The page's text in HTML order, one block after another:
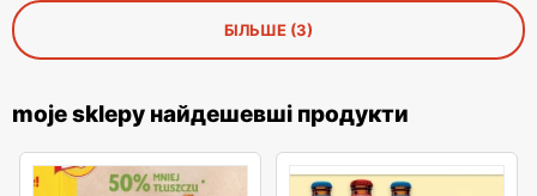
БІЛЬШЕ (3)
moje sklepy найдешевші продукти